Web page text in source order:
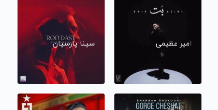
امیر عظیمی سینا پارسیان